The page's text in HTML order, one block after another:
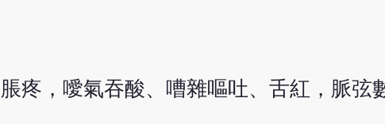
疼，噯氣吞酸、嘈雜嘔吐、舌紅，脈弦